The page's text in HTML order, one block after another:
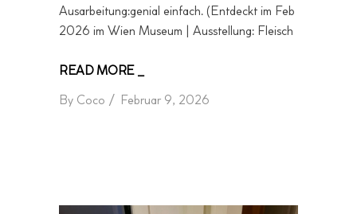
Ausarbeitung:genial einfach. (Entdeckt im Feb
2026 im Wien Museum | Ausstellung: Fleisch
READ MORE _
By Coco Februar 9, 2026